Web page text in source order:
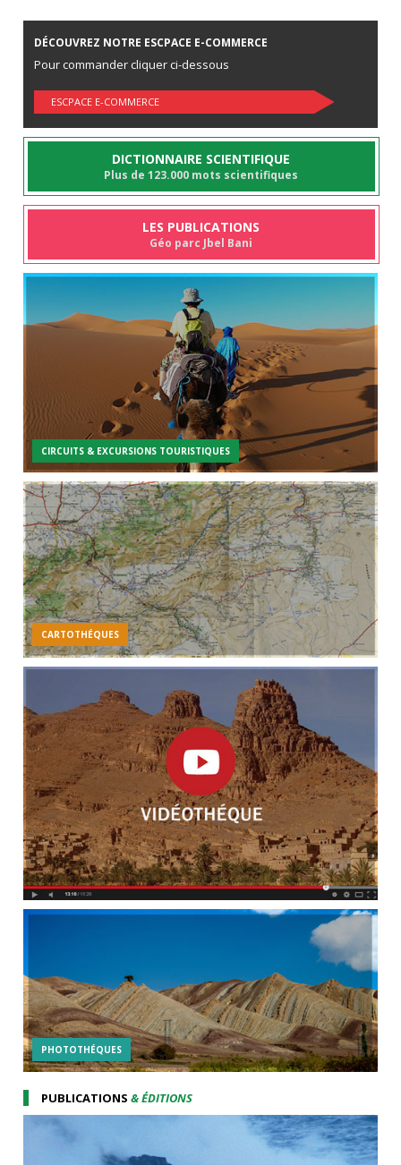
DÉCOUVREZ NOTRE ESCPACE E-COMMERCE
Pour commander cliquer ci-dessous
ESCPACE E-COMMERCE
DICTIONNAIRE SCIENTIFIQUE
Plus de 123.000 mots scientifiques
LES PUBLICATIONS
Géo parc Jbel Bani
CIRCUITS & EXCURSIONS TOURISTIQUES
CARTOTHÉQUES
PHOTOTHÉQUES
PUBLICATIONS& ÉDITIONS